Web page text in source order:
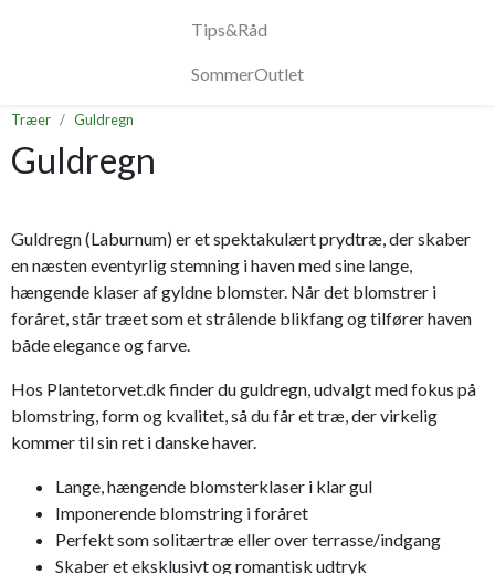
Tips&Råd
SommerOutlet
Træer Guldregn
Guldregn
Guldregn (Laburnum) er et spektakulært prydtræ, der skaber
en næsten eventyrlig stemning i haven med sine lange,
hængende klaser af gyldne blomster. Når det blomstrer i
foråret, står træet som et strålende blikfang og tilfører haven
både elegance og farve.
Hos Plantetorvet.dk finder du guldregn, udvalgt med fokus på
blomstring, form og kvalitet, så du får et træ, der virkelig
kommer til sin ret i danske haver.
Lange, hængende blomsterklaser i klar gul
Imponerende blomstring i foråret
Perfekt som solitærtræ eller over terrasse/indgang
Skaber et eksklusivt og romantisk udtryk